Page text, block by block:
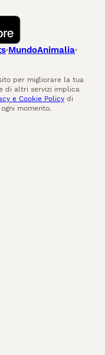
MundoAnimalia
per migliorare la tua
di altri servizi implica
e Cookie Policy di
ogni momento.